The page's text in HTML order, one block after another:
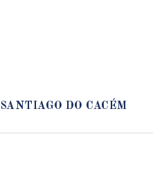
SANTIAGO DO CACÉM